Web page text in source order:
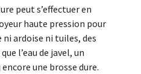
peut s’effectuer en
haute pression pour
ardoise ni tuiles, des
l’eau de javel, un
une brosse dure.